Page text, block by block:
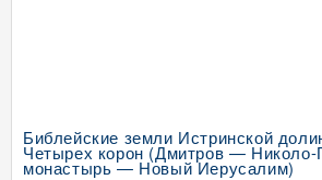
Библейские земли Истринской
Четырех корон (Дмитров —
монастырь — Новый Иерусалим)